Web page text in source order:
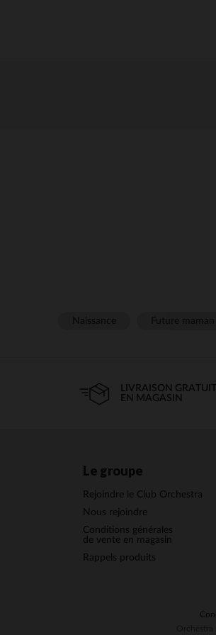
LIVRAISON
EN MAGASIN
Le groupe
Rejoindre le Club Orchestra
Nous rejoindre
Conditions générales
de vente en magasin
Rappels produits